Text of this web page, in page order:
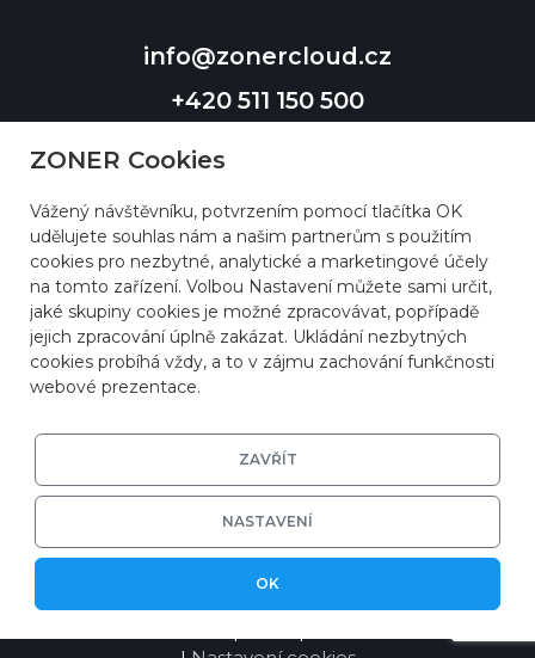
info@zonercloud.cz
+420 511 150 500
ZONER Cookies
Vážený návštěvníku, potvrzením pomocí tlačítka OK
udělujete souhlas nám a našim partnerům s použitím
cookies pro nezbytné, analytické a marketingové účely
na tomto zařízení. Volbou Nastavení můžete sami určit,
jaké skupiny cookies je možné zpracovávat, popřípadě
jejich zpracování úplně zakázat. Ukládání nezbytných
cookies probíhá vždy, a to v zájmu zachování funkčnosti
webové prezentace.
ZAVŘÍT
NASTAVENÍ
OK